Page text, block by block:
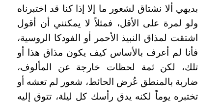
بديهي ألا نشتاق لشعور ما إلا إذا كنا قد اختبرناه
ولو لمرة على الأقل، فمثلاً لا يمكنني أن أقول
اشتقت لمذاق النبيذ الأحمر أو الفودكا الروسية،
فأنا لم أعرف بالأساس كيف يكون مذاق هذا أو
تلك، لكن ثمة لحظات خارجة عن المألوف،
ضاربة بالمنطق عُرض الحائط، شعور لم تعشه أو
تختبره يوماً لكنه يدق رأسك كل ليلة، تتوق إليه